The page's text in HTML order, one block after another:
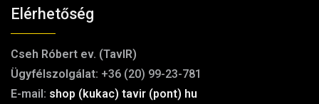
Elérhetőség
Cseh Róbert ev. (TavIR)
Ügyfélszolgálat: +36 (20) 99-23-781
E-mail: shop (kukac) tavir (pont) hu